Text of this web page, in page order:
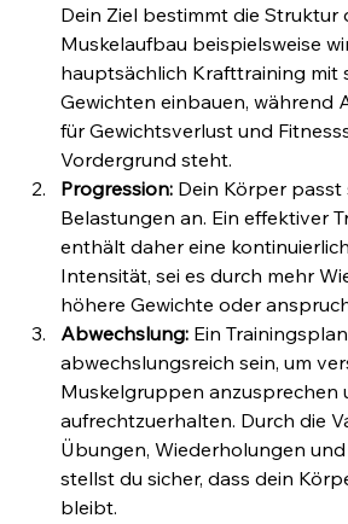
Dein Ziel bestimmt die Struktur
Muskelaufbau beispielsweise
hauptsächlich Krafttraining mit
Gewichten einbauen, während
für Gewichtsverlust und
Vordergrund steht.
Progression: Dein Körper passt
Belastungen an. Ein effektiver
enthält daher eine
Intensität, sei es durch mehr
höhere Gewichte oder
Abwechslung: Ein
abwechslungsreich sein, um
Muskelgruppen anzusprechen
aufrechtzuerhalten. Durch die
Übungen, Wiederholungen
stellst du sicher, dass dein
bleibt.